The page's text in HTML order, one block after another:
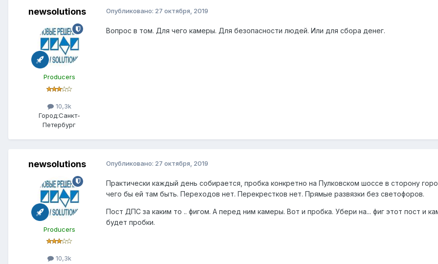
newsolutions
Producers
10,3k
Город:Санкт-
Петербург
Опубликовано: 27 октября, 2019
Вопрос в том. Для чего камеры. Для безопасности людей. Или для сбора денег.
newsolutions
Producers
10,3k
Опубликовано: 27 октября, 2019
Практически каждый день собирается, пробка конкретно на Пулковском шоссе в сторону
чего бы ей там быть. Переходов нет. Перекрестков нет. Прямые развязки без светофоров.
Пост ДПС за каким то .. фигом. А перед ним камеры. Вот и пробка. Убери на... фиг этот пост и
будет пробки.